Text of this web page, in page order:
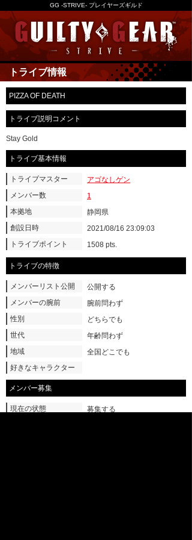
GG -STRIVE- プレイヤーズギルド
トライブ情報
PIZZA OF DEATH
トライブ説明コメント
Stay Gold
トライブ基本情報
トライブマスター
アゴなしゲン
メンバー数
1
本拠地
静岡県
創設日時
2021/08/16 23:09:03
トライブポイント
1508 pts.
トライブの特徴
メンバーリスト公開
公開する
メンバーの腕前
腕前問わず
性別
どちらでも
世代
年齢問わず
地域
全国どこでも
好きなキャラクター
メンバー募集
現在の状態 募集する